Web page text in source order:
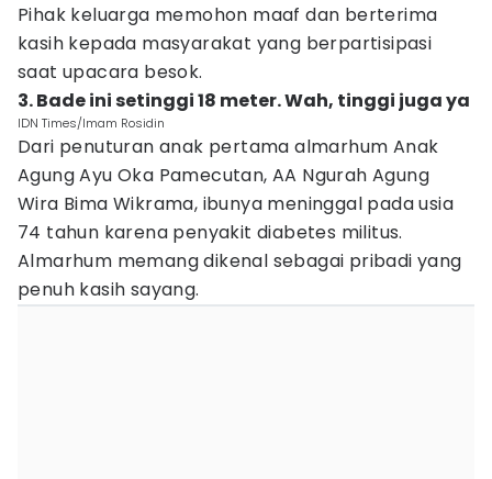
Pihak keluarga memohon maaf dan berterima
kasih kepada masyarakat yang berpartisipasi
saat upacara besok.
3. Bade ini setinggi 18 meter. Wah, tinggi juga ya
IDN Times/Imam Rosidin
Dari penuturan anak pertama almarhum Anak
Agung Ayu Oka Pamecutan, AA Ngurah Agung
Wira Bima Wikrama, ibunya meninggal pada usia
74 tahun karena penyakit diabetes militus.
Almarhum memang dikenal sebagai pribadi yang
penuh kasih sayang.